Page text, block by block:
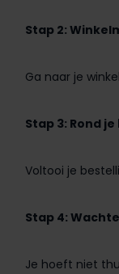
Stap 2:
Ga naar je
Stap 3: Rond
Voltooi je
Stap 4:
Je hoeft niet